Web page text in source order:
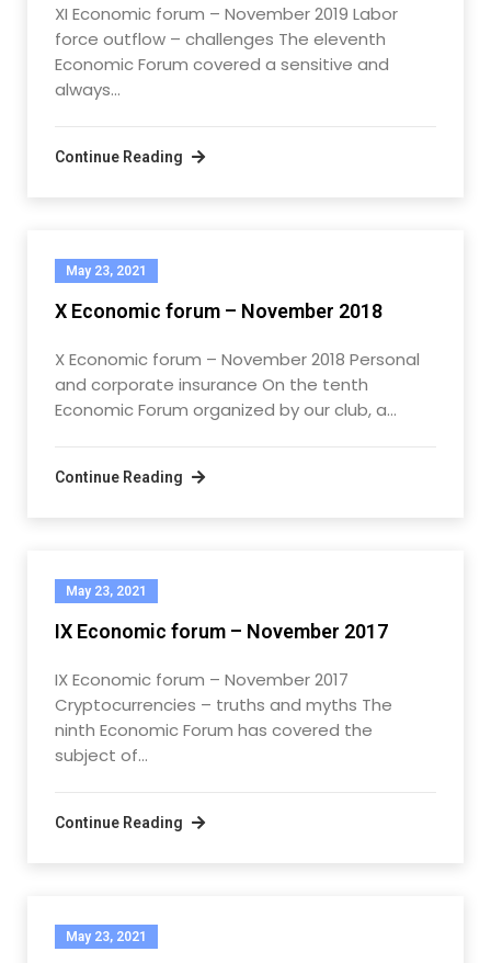
XI Economic forum – November 2019 Labor
force outflow – challenges The eleventh
Economic Forum covered a sensitive and
always…
Continue Reading
May 23, 2021
X Economic forum – November 2018
X Economic forum – November 2018 Personal
and corporate insurance On the tenth
Economic Forum organized by our club, a…
Continue Reading
May 23, 2021
IX Economic forum – November 2017
IX Economic forum – November 2017
Cryptocurrencies – truths and myths The
ninth Economic Forum has covered the
subject of…
Continue Reading
May 23, 2021